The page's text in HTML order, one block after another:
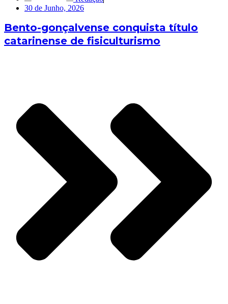
30 de Junho, 2026
Bento-gonçalvense conquista título
catarinense de fisiculturismo